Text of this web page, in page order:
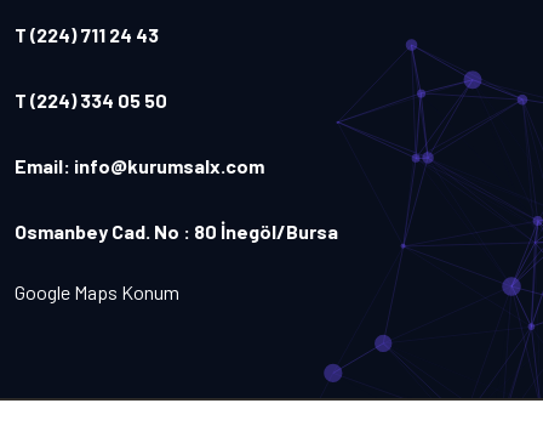
T (224) 711 24 43
T (224) 334 05 50
Email: info@kurumsalx.com
Osmanbey Cad. No : 80 İnegöl/Bursa
Google Maps Konum